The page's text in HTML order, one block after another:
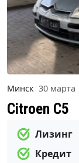
Минск 30 марта
Citroen C5
Лизинг
Кредит